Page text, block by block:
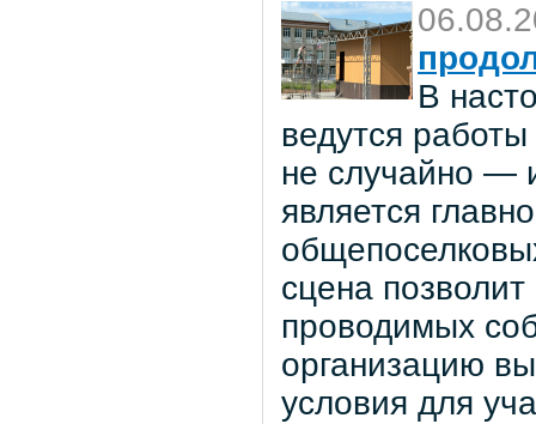
В
ведутся
не случайно —
является
сцена
проводимых
организацию
условия для